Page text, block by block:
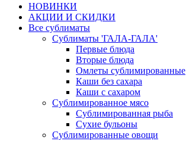
НОВИНКИ
АКЦИИ И СКИДКИ
Все сублиматы
Сублиматы 'ГАЛА-ГАЛА'
Первые блюда
Вторые блюда
Омлеты сублимированные
Каши без сахара
Каши с сахаром
Сублимированное мясо
Сублимированная рыба
Сухие бульоны
Сублимированные овощи